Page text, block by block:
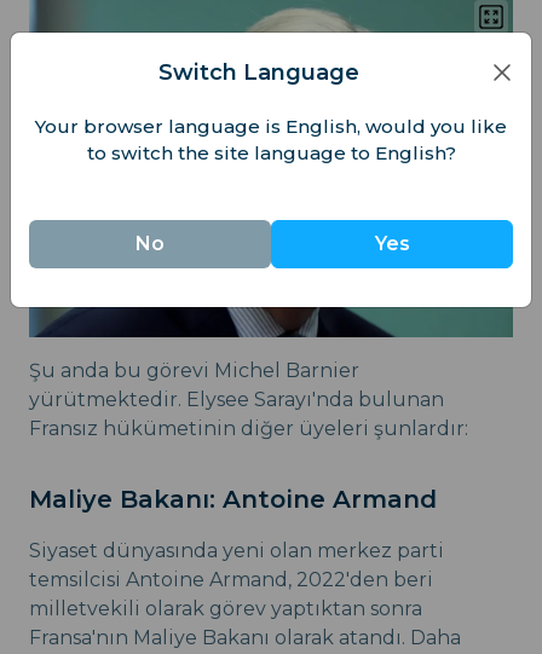
Şu anda bu görevi Michel Barnier
yürütmektedir. Elysee Sarayı'nda bulunan
Fransız hükümetinin diğer üyeleri şunlardır:
Maliye Bakanı: Antoine Armand
Siyaset dünyasında yeni olan merkez parti
temsilcisi Antoine Armand, 2022'den beri
milletvekili olarak görev yaptıktan sonra
Fransa'nın Maliye Bakanı olarak atandı. Daha
Switch Language
Your browser language is English, would you like
to switch the site language to English?
No Yes